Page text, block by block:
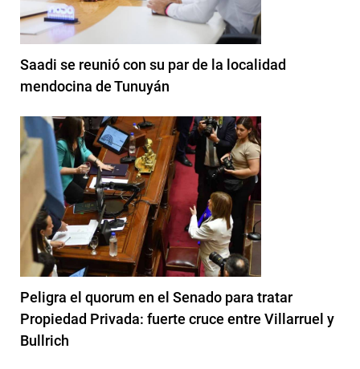
Saadi se reunió con su par de la localidad
mendocina de Tunuyán
Peligra el quorum en el Senado para tratar
Propiedad Privada: fuerte cruce entre Villarruel y
Bullrich